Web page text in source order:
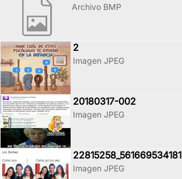
Archivo BMP
2
Imagen JPEG
20180317-002
Imagen JPEG
Imagen JPEG